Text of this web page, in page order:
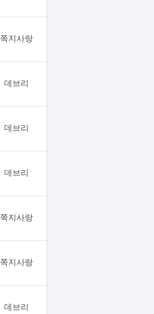
쪽지사랑
데브리
데브리
데브리
쪽지사랑
쪽지사랑
데브리